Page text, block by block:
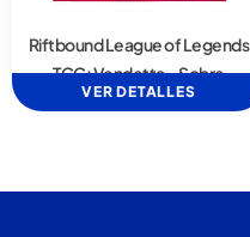
Riftbound League of Legends
TCG: Vendetta – Sobre
VER DETALLES